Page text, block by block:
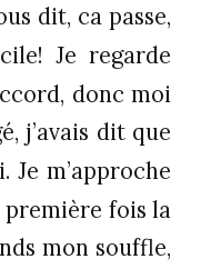
dit, ca passe,
Je regarde
donc moi
j’avais dit que
Je m’approche
première fois la
mon souffle,